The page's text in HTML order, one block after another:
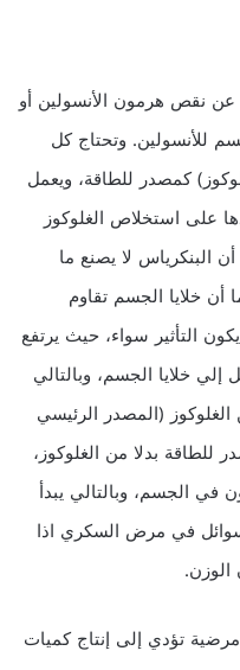
نقص هرمون الأنسولين أو
للأنسولين. وتحتاج كل
كمصدر للطاقة، ويعمل
على استخلاص الغلوكوز
لا يصنع ما
خلايا الجسم تقاوم
التأثير سواء، حيث يرتفع
خلايا الجسم، وبالتالي
(المصدر الرئيسي
للطاقة بدلا من الغلوكوز،
الجسم، وبالتالي يبدأ
في مرض السكري اذا
تؤدي إلى إنتاج كميات